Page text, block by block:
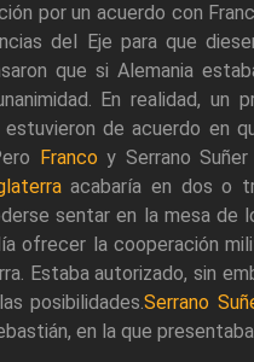
por un acuerdo con
del Eje para que
que si Alemania
En realidad, un
estuvieron de acuerdo en
Franco y Serrano
acabaría en dos o
sentar en la mesa de
ofrecer la cooperación
Estaba autorizado, sin
posibilidades.Serrano
en la que